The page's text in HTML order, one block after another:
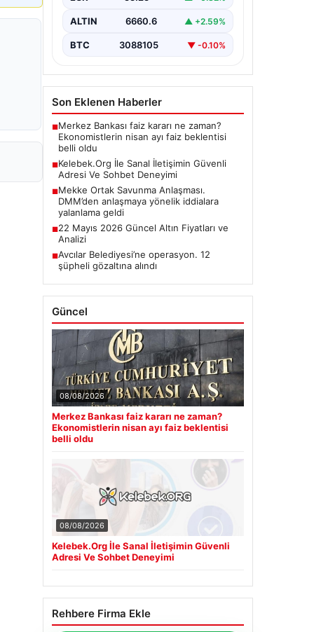
ALTIN 6660.6 ▲ +2.59%
BTC 3088105 ▼ -0.10%
Son Eklenen Haberler
■Merkez Bankası faiz kararı ne zaman?
Ekonomistlerin nisan ayı faiz beklentisi
belli oldu
■Kelebek.Org İle Sanal İletişimin Güvenli
Adresi Ve Sohbet Deneyimi
■Mekke Ortak Savunma Anlaşması.
DMM’den anlaşmaya yönelik iddialara
yalanlama geldi
■22 Mayıs 2026 Güncel Altın Fiyatları ve
Analizi
■Avcılar Belediyesi’ne operasyon. 12
şüpheli gözaltına alındı
Güncel
08/08/2026
Merkez Bankası faiz kararı ne zaman?
Ekonomistlerin nisan ayı faiz beklentisi
belli oldu
08/08/2026
Kelebek.Org İle Sanal İletişimin Güvenli
Adresi Ve Sohbet Deneyimi
Rehbere Firma Ekle